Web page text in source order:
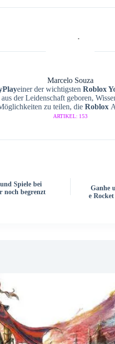
Marcelo Souza
einer der wichtigsten Roblox
der Leidenschaft geboren,
zu teilen, die Roblox
ARTIKEL: 153
Spiele bei
noch begrenzt
Ganhe
e